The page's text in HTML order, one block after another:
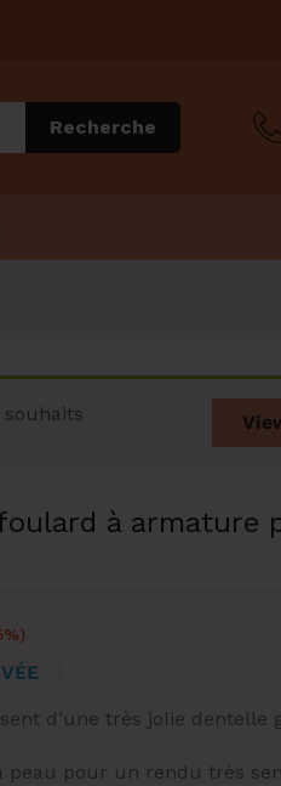
Recherche
à armature
d’une très jolie dentelle
peau pour un rendu très